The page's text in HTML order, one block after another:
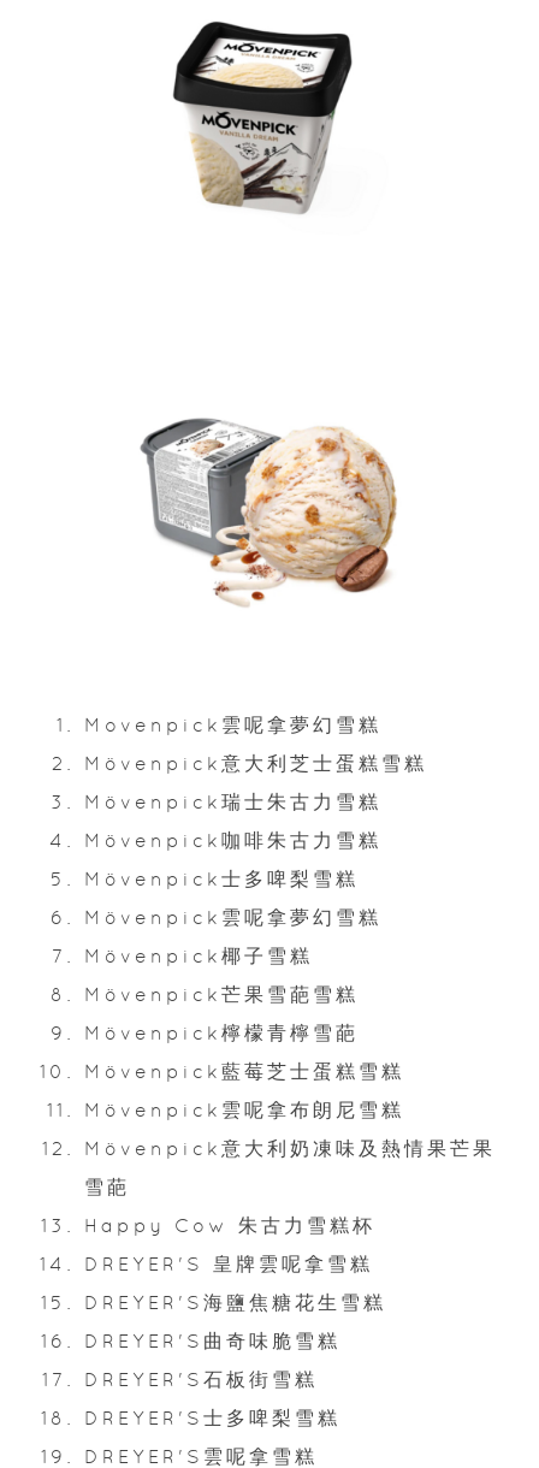
Movenpick雲呢拿夢幻雪糕
Mövenpick意大利芝士蛋糕雪糕
Mövenpick瑞士朱古力雪糕
Mövenpick咖啡朱古力雪糕
Mövenpick士多啤梨雪糕
Mövenpick雲呢拿夢幻雪糕
Mövenpick椰子雪糕
Mövenpick芒果雪葩雪糕
Mövenpick檸檬青檸雪葩
Mövenpick藍莓芝士蛋糕雪糕
Mövenpick雲呢拿布朗尼雪糕
Mövenpick意大利奶凍味及熱情果芒果
雪葩
Happy Cow 朱古力雪糕杯
DREYER'S 皇牌雲呢拿雪糕
DREYER'S海鹽焦糖花生雪糕
DREYER'S曲奇味脆雪糕
DREYER'S石板街雪糕
DREYER'S士多啤梨雪糕
DREYER'S雲呢拿雪糕